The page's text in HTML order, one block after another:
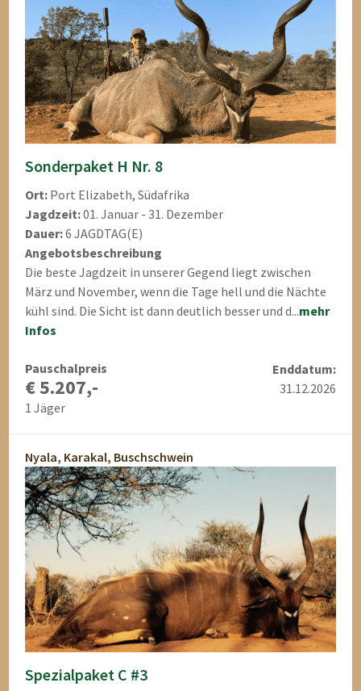
Sonderpaket H Nr. 8
Ort: Port Elizabeth, Südafrika
Jagdzeit:01. Januar - 31. Dezember
Dauer:6 JAGDTAG(E)
Angebotsbeschreibung
Die beste Jagdzeit in unserer Gegend liegt zwischen
März und November, wenn die Tage hell und die Nächte
kühl sind. Die Sicht ist dann deutlich besser und d...mehr
Infos
Pauschalpreis
€ 5.207,-
1 Jäger
Enddatum:
31.12.2026
Nyala, Karakal, Buschschwein
Spezialpaket C #3